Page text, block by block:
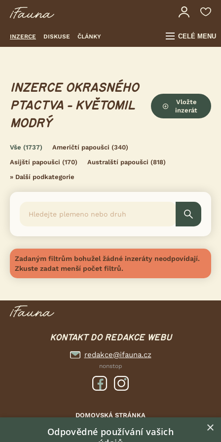
INZERCE DISKUSE ČLÁNKY CELÉ MENU
INZERCE OKRASNÉHO
PTACTVA - KVĚTOMIL
MODRÝ
Vložte
inzerát
Vše (1737) Američtí papoušci (340)
Asijští papoušci (170) Australští papoušci (818)
» Další podkategorie
Zadaným filtrům bohužel žádné inzeráty neodpovídají.
Zkuste zadat menší počet filtrů.
KONTAKT DO REDAKCE WEBU
redakce@ifauna.cz
nonstop
DOMOVSKÁ STRÁNKA
INZERCE
×
Odpovědné používání vašich